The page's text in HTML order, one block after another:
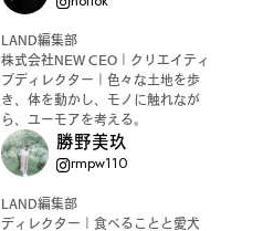
LAND編集部
株式会社NEW CEO｜クリエイティ
ブディレクター｜色々な土地を歩
き、体を動かし、モノに触れなが
ら、ユーモアを考える。
勝野美玖
rmpw110
LAND編集部
ディレクター｜食べることと愛犬